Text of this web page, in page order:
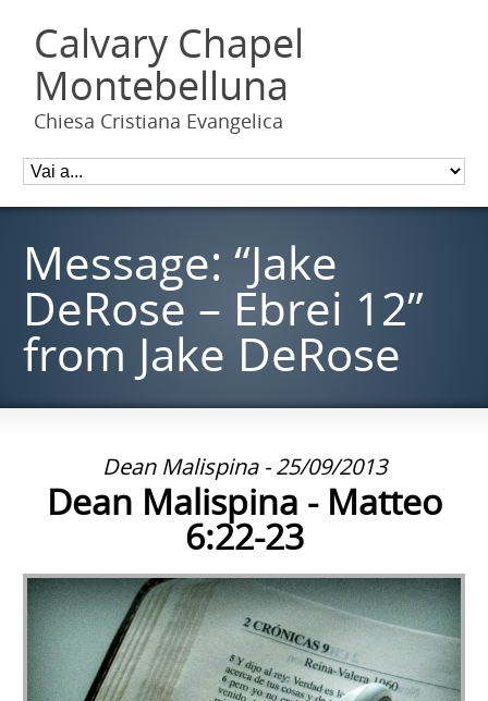
Calvary Chapel
Montebelluna
Chiesa Cristiana Evangelica
Message: “Jake
DeRose – Ebrei 12”
from Jake DeRose
Dean Malispina - 25/09/2013
Dean Malispina - Matteo
6:22-23